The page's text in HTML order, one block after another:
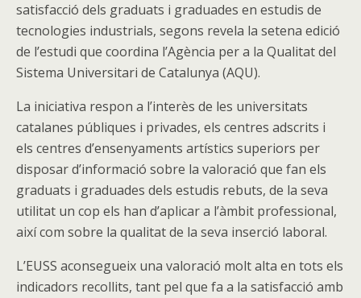
satisfacció dels graduats i graduades en estudis de
tecnologies industrials, segons revela la setena edició
de l’estudi que coordina l’Agència per a la Qualitat del
Sistema Universitari de Catalunya (AQU).
La iniciativa respon a l’interès de les universitats
catalanes públiques i privades, els centres adscrits i
els centres d’ensenyaments artístics superiors per
disposar d’informació sobre la valoració que fan els
graduats i graduades dels estudis rebuts, de la seva
utilitat un cop els han d’aplicar a l’àmbit professional,
així com sobre la qualitat de la seva inserció laboral.
L’EUSS aconsegueix una valoració molt alta en tots els
indicadors recollits, tant pel que fa a la satisfacció amb